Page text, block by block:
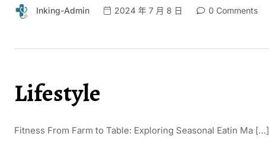
Inking-Admin 2024 年 7 月 8 日 0 Comments
Lifestyle
Fitness From Farm to Table: Exploring Seasonal Eatin Ma […]